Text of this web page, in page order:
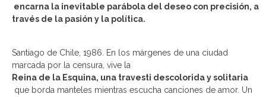
encarna la inevitable parábola del deseo con precisión, a
través de la pasión y la política.
Santiago de Chile, 1986. En los márgenes de una ciudad
marcada por la censura, vive la
Reina de la Esquina, una travesti descolorida y solitaria
que borda manteles mientras escucha canciones de amor. Un